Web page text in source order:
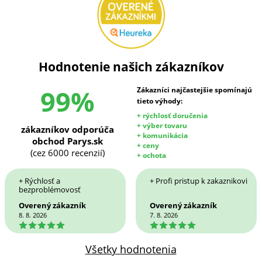
Hodnotenie našich zákazníkov
99%
Zákazníci najčastejšie spomínajú
tieto výhody:
+ rýchlosť doručenia
+ výber tovaru
+ komunikácia
+ ceny
+ ochota
zákazníkov odporúča
obchod Parys.sk
(cez 6000 recenzií)
+ Rýchlosť a
bezproblémovosť
Overený zákazník
8. 8. 2026
5
+ Profi pristup k zakaznikovi
Overený zákazník
7. 8. 2026
5
Všetky hodnotenia